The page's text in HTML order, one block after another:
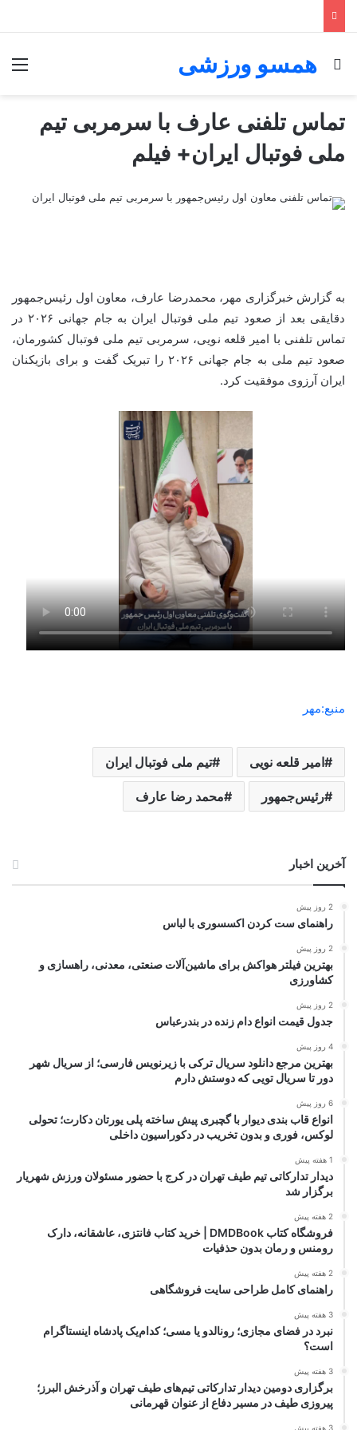
همسو ورزشی
جستجو برای
تماس تلفنی عارف با سرمربی تیم
ملی فوتبال ایران+ فیلم
به گزارش خبرگزاری مهر، محمدرضا عارف، معاون اول رئیس‌جمهور
دقایقی بعد از صعود تیم ملی فوتبال ایران به جام جهانی
در
تماس تلفنی با امیر قلعه نویی، سرمربی تیم ملی فوتبال کشورمان،
صعود تیم ملی به جام جهانی
راتبریک گفت و برای بازیکنان
ایران آرزوی موفقیت کرد.
منبع:مهر
امیر قلعه نویی تیم ملی فوتبال ایران
رئیس‌جمهور محمد رضا عارف
آخرین اخبار
2 روز پیش
راهنمای ست کردن اکسسوری با لباس
2 روز پیش
بهترین فیلتر هواکش برای ماشین‌آلات صنعتی، معدنی، راهسازی و
کشاورزی
2 روز پیش
جدول قیمت انواع دام زنده در بندرعباس
4 روز پیش
بهترین مرجع دانلود سریال ترکی با زیرنویس فارسی؛ از سریال شهر
دور تا سریال تویی که دوستش دارم
6 روز پیش
انواع قاب بندی دیوار با گچبری پیش ساخته پلی یورتان دکارت؛ تحولی
لوکس، فوری و بدون تخریب در دکوراسیون داخلی
1 هفته پیش
دیدار تدارکاتی تیم طیف تهران در کرج با حضور مسئولان ورزش شهریار
برگزار شد
2 هفته پیش
فروشگاه کتاب DMDBook | خرید کتاب فانتزی، عاشقانه، دارک
رومنس و رمان بدون حذفیات
2 هفته پیش
راهنمای کامل طراحی سایت فروشگاهی
3 هفته پیش
نبرد در فضای مجازی؛ رونالدو یا مسی؛ کدام‌یک پادشاه اینستاگرام
است؟
3 هفته پیش
برگزاری دومین دیدار تدارکاتی تیم‌های طیف تهران و آذرخش البرز؛
پیروزی طیف در مسیر دفاع از عنوان قهرمانی
3 هفته پیش